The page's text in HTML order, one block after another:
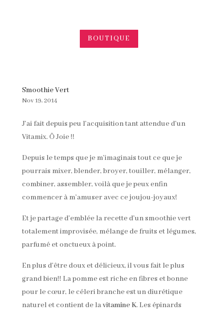
BOUTIQUE
Smoothie Vert
Nov 19, 2014
J’ai fait depuis peu l’acquisition tant attendue d’un
Vitamix. Ô Joie !!
Depuis le temps que je m’imaginais tout ce que je
pourrais mixer, blender, broyer, touiller, mélanger,
combiner, assembler, voilà que je peux enfin
commencer à m’amuser avec ce joujou-joyaux!
Et je partage d’emblée la recette d’un smoothie vert
totalement improvisée, mélange de fruits et légumes,
parfumé et onctueux à point.
En plus d’être doux et délicieux, il vous fait le plus
grand bien!! La pomme est riche en fibres et bonne
pour le cœur, le céleri branche est un diurétique
naturel et contient de lavitamine K. Les épinards